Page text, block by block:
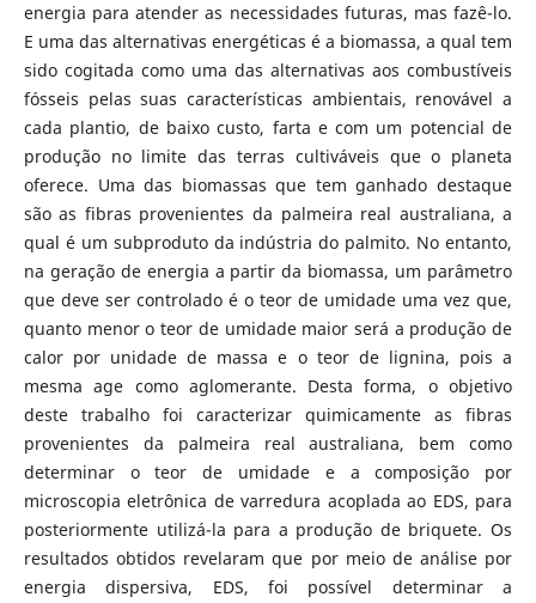
energia para atender as necessidades futuras, mas fazê-lo.
E uma das alternativas energéticas é a biomassa, a qual tem
sido cogitada como uma das alternativas aos combustíveis
fósseis pelas suas características ambientais, renovável a
cada plantio, de baixo custo, farta e com um potencial de
produção no limite das terras cultiváveis que o planeta
oferece. Uma das biomassas que tem ganhado destaque
são as fibras provenientes da palmeira real australiana, a
qual é um subproduto da indústria do palmito. No entanto,
na geração de energia a partir da biomassa, um parâmetro
que deve ser controlado é o teor de umidade uma vez que,
quanto menor o teor de umidade maior será a produção de
calor por unidade de massa e o teor de lignina, pois a
mesma age como aglomerante. Desta forma, o objetivo
deste trabalho foi caracterizar quimicamente as fibras
provenientes da palmeira real australiana, bem como
determinar o teor de umidade e a composição por
microscopia eletrônica de varredura acoplada ao EDS, para
posteriormente utilizá-la para a produção de briquete. Os
resultados obtidos revelaram que por meio de análise por
energia dispersiva, EDS, foi possível determinar a